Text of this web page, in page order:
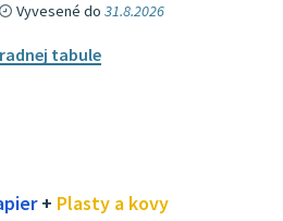
Vyvesené do31.8.2026
tabule
+ Plasty a kovy